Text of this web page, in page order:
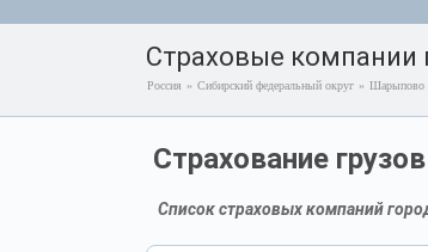
Страховые
Россия » Сибирский федеральный округ » Шарыпово
Страхование
Список страховых компаний